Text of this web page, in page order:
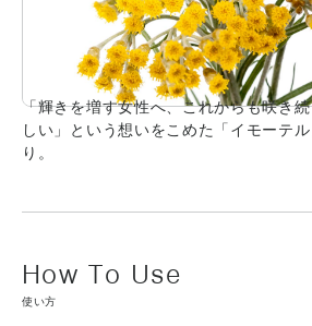
「輝きを増す女性へ、これからも咲き
しい」という想いをこめた「イモーテ
り。
使い方